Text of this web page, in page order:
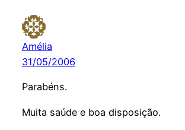
Amélia
31/05/2006
Parabéns.
Muita saúde e boa disposição.